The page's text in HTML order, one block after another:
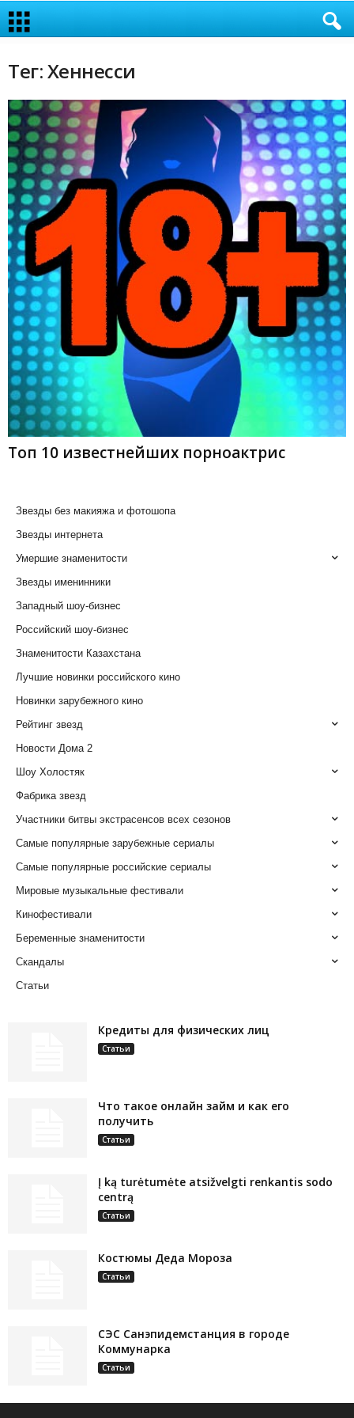
Тег: Хеннесси
Топ 10 известнейших порноактрис
Звезды без макияжа и фотошопа
Звезды интернета
Умершие знаменитости
Звезды именинники
Западный шоу-бизнес
Российский шоу-бизнес
Знаменитости Казахстана
Лучшие новинки российского кино
Новинки зарубежного кино
Рейтинг звезд
Новости Дома 2
Шоу Холостяк
Фабрика звезд
Участники битвы экстрасенсов всех сезонов
Самые популярные зарубежные сериалы
Самые популярные российские сериалы
Мировые музыкальные фестивали
Кинофестивали
Беременные знаменитости
Скандалы
Статьи
Кредиты для физических лиц
Статьи
Что такое онлайн займ и как его
получить
Статьи
Į ką turėtumėte atsižvelgti renkantis sodo
centrą
Статьи
Костюмы Деда Мороза
Статьи
СЭС Санэпидемстанция в городе
Коммунарка
Статьи